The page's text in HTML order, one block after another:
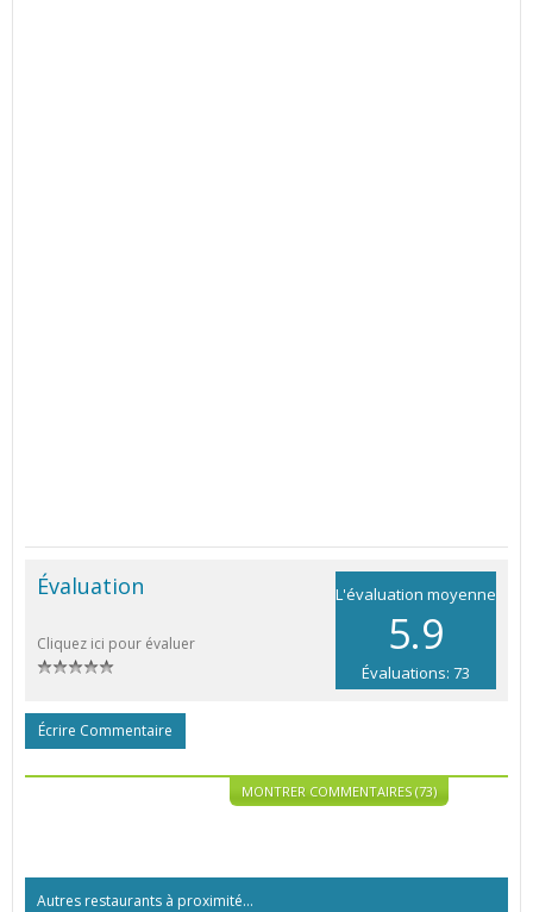
L'évaluation moyenne
5.9
Évaluations: 73
Évaluation
Cliquez ici pour évaluer
Écrire Commentaire
MONTRER COMMENTAIRES (73)
Autres restaurants à proximité...